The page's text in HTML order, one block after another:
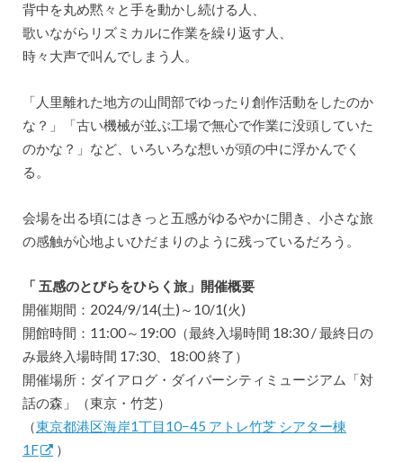
背中を丸め黙々と手を動かし続ける人、
歌いながらリズミカルに作業を繰り返す人、
時々大声で叫んでしまう人。
「人里離れた地方の山間部でゆったり創作活動をしたのか
な？」「古い機械が並ぶ工場で無心で作業に没頭していた
のかな？」など、いろいろな想いが頭の中に浮かんでく
る。
会場を出る頃にはきっと五感がゆるやかに開き、小さな旅
の感触が心地よいひだまりのように残っているだろう。
「 五感のとびらをひらく旅」開催概要
開催期間：2024/9/14(土)～10/1(火)
開館時間：11:00～19:00（最終入場時間 18:30 / 最終日の
み最終入場時間 17:30、18:00 終了）
開催場所：ダイアログ・ダイバーシティミュージアム「対
話の森」（東京・竹芝）
（東京都港区海岸1丁目10−45 アトレ竹芝 シアター棟
1F
）